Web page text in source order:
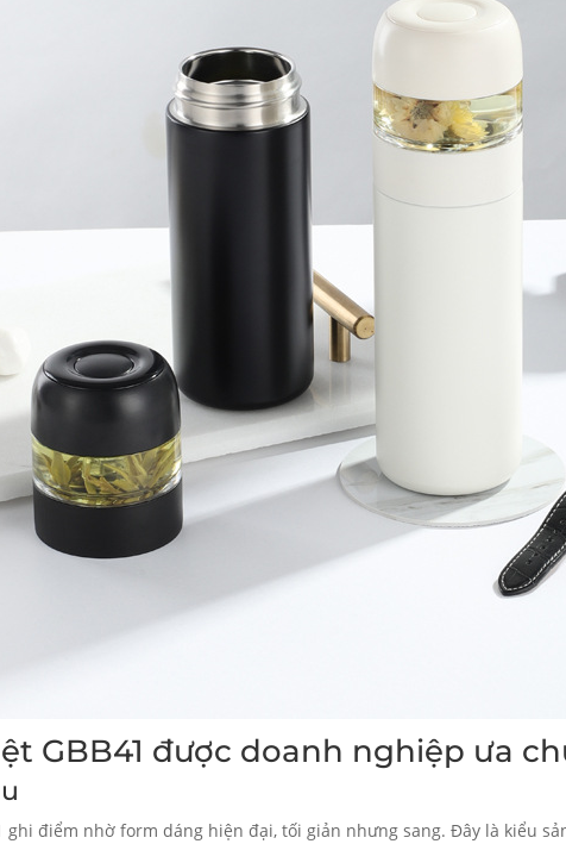
GBB41 được doanh nghiệp ưa
ghi điểm nhờ form dáng hiện đại, tối giản nhưng sang. Đây là kiểu